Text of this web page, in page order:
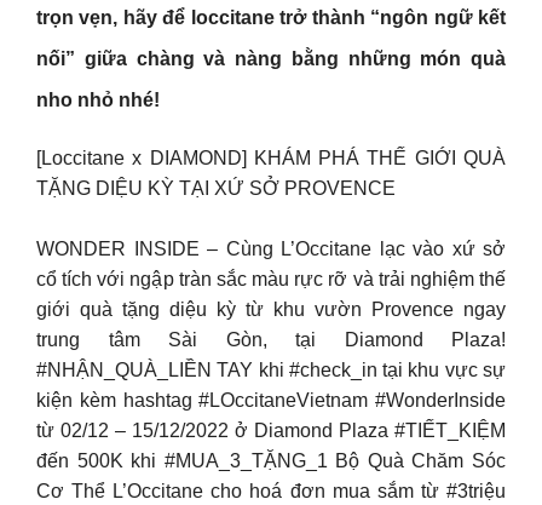
trọn vẹn, hãy để loccitanetrở thành “ngôn ngữ kết
nối” giữa chàng và nàng bằng những món quà
nho nhỏ nhé!
[Loccitane x DIAMOND] KHÁM PHÁ THẾ GIỚI QUÀ
TẶNG DIỆU KỲ TẠI XỨ SỞ PROVENCE
WONDER INSIDE – Cùng L’Occitane lạc vào xứ sở
cổ tích với ngập tràn sắc màu rực rỡ và trải nghiệm thế
giới quà tặng diệu kỳ từ khu vườn Provence ngay
trung tâm Sài Gòn, tại Diamond Plaza!
#NHẬN_QUÀ_LIỀN TAY khi #check_in tại khu vực sự
kiện kèm hashtag #LOccitaneVietnam #WonderInside
từ 02/12 – 15/12/2022 ở Diamond Plaza #TIẾT_KIỆM
đến 500K khi #MUA_3_TẶNG_1 Bộ Quà Chăm Sóc
Cơ Thể L’Occitane cho hoá đơn mua sắm từ #3triệu